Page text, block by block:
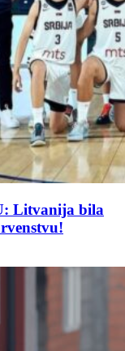
Litvanija bila